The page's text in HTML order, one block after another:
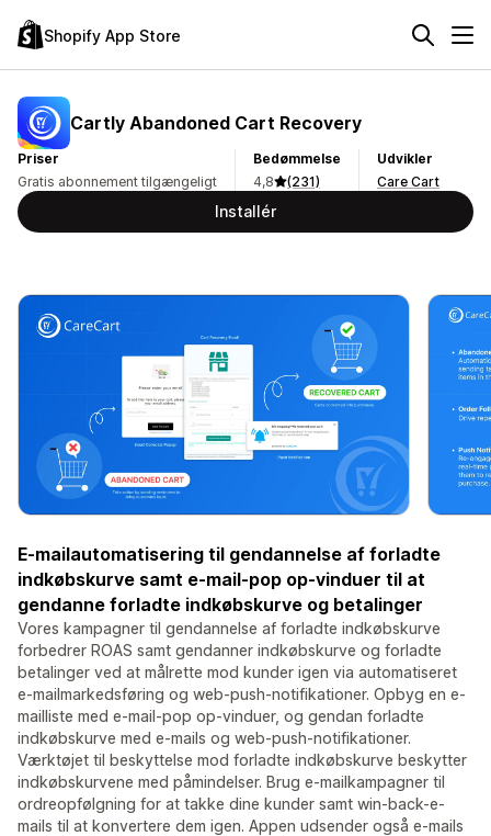
Shopify App Store
Cartly Abandoned Cart Recovery
Priser
Gratis abonnement tilgængeligt
Bedømmelse
4,8
(231)
Udvikler
Care Cart
Installér
E-mailautomatisering til gendannelse af forladte
indkøbskurve samt e-mail-pop op-vinduer til at
gendanne forladte indkøbskurve og betalinger
Vores kampagner til gendannelse af forladte indkøbskurve
forbedrer ROAS samt gendanner indkøbskurve og forladte
betalinger ved at målrette mod kunder igen via automatiseret
e-mailmarkedsføring og web-push-notifikationer. Opbyg en e-
mailliste med e-mail-pop op-vinduer, og gendan forladte
indkøbskurve med e-mails og web-push-notifikationer.
Værktøjet til beskyttelse mod forladte indkøbskurve beskytter
indkøbskurvene med påmindelser. Brug e-mailkampagner til
ordreopfølgning for at takke dine kunder samt win-back-e-
mails til at konvertere dem igen. Appen udsender også e-mails